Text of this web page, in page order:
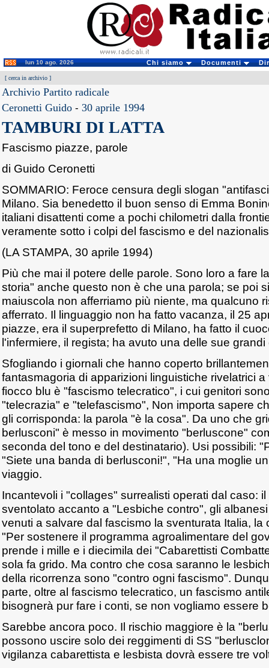
lun 10 ago. 2026 Chi siamo Documenti
[ cerca in archivio ]
Archivio Partito radicale
Ceronetti Guido - 30 aprile 1994
TAMBURI DI LATTA
Fascismo piazze, parole
di Guido Ceronetti
SOMMARIO: Feroce censura degli slogan
Milano. Sia benedetto il buon senso di Emma
italiani disattenti come a pochi chilometri dalla
veramente sotto i colpi del fascismo e del
(LA STAMPA, 30 aprile 1994)
Più che mai il potere delle parole. Sono loro a fare
storia" anche questo non è che una parola; se poi
maiuscola non afferriamo più niente, ma qualcuno
afferrato. Il linguaggio non ha fatto vacanza, il 25
piazze, era il superprefetto di Milano, ha fatto il
l'infermiere, il regista; ha avuto una delle sue grandi
Sfogliando i giornali che hanno coperto
fantasmagoria di apparizioni linguistiche rivelatrici
fiocco blu è "fascismo telecratico", i cui genitori
"telecrazia" e "telefascismo", Non importa sapere
gli corrisponda: la parola "è la cosa". Da uno che
berlusconi" è messo in movimento "berluscone"
seconda del tono e del destinatario). Usi possibili:
"Siete una banda di berlusconi!", "Ha una moglie
viaggio.
Incantevoli i "collages" surrealisti operati dal caso:
sventolato accanto a "Lesbiche contro", gli
venuti a salvare dal fascismo la sventurata Italia, la
"Per sostenere il programma agroalimentare del
prende i mille e i diecimila dei "Cabarettisti
sola fa grido. Ma contro che cosa saranno le
della ricorrenza sono "contro ogni fascismo".
parte, oltre al fascismo telecratico, un fascismo
bisognerà pur fare i conti, se non vogliamo essere
Sarebbe ancora poco. Il rischio maggiore è la
possono uscire solo dei reggimenti di SS
vigilanza cabarettista e lesbista dovrà essere tre